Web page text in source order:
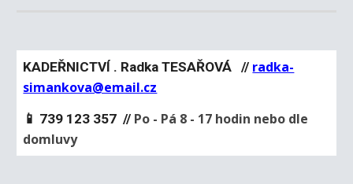
KADEŘNICTVÍ . Radka TESAŘOVÁ // radka-
simankova@email.cz
📱 739 123 357 // Po - Pá 8 - 17 hodin nebo dle
domluvy